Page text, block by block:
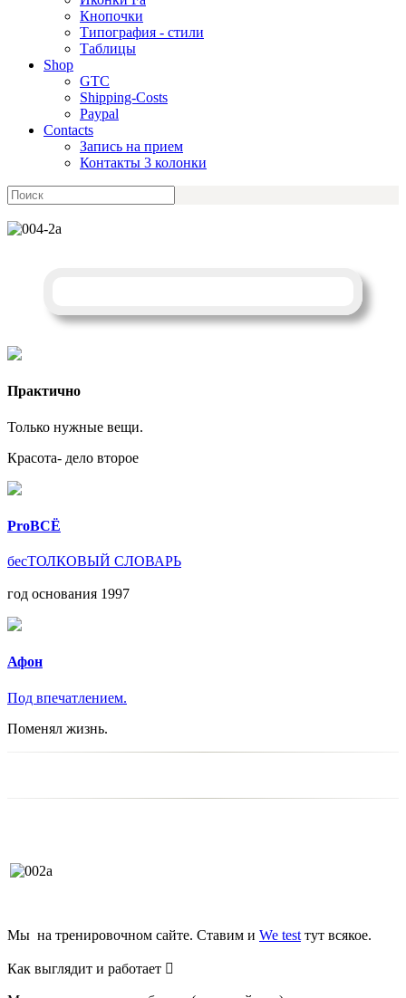
Кнопочки
Типография - стили
Таблицы
Shop
GTC
Shipping-Costs
Paypal
Contacts
Запись на прием
Контакты 3 колонки
Практично
Только нужные вещи.
Красота- дело второе
ProBCЁ
бесТОЛКОВЫЙ СЛОВАРЬ
год основания 1997
Афон
Под впечатлением.
Поменял жизнь.
Мы на тренировочном сайте. Ставим и We test тут всякое.
Как выглядит и работает 